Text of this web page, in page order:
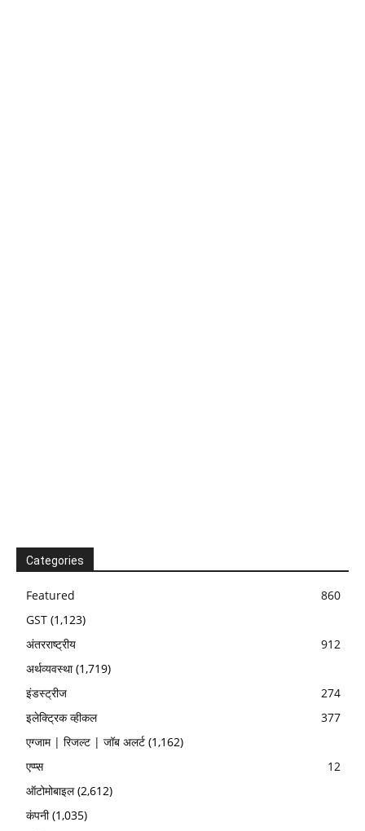
Categories
Featured
860
GST (1,123)
अंतरराष्ट्रीय
912
अर्थव्यवस्था(1,719)
इंडस्ट्रीज
274
इलेक्ट्रिक व्हीकल
377
एग्जाम | रिजल्ट | जॉब अलर्ट (1,162)
एप्प्स
12
ऑटोमोबाइल(2,612)
कंपनी(1,035)